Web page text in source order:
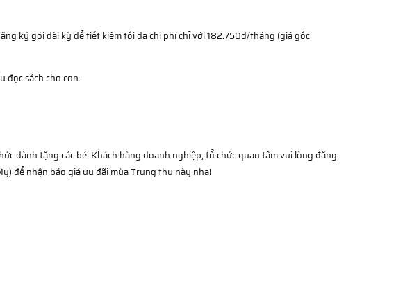
ký gói dài kỳ để tiết kiệm tối đa chi phí chỉ với 182.750đ/tháng (giá gốc
đọc sách cho con.
dành tặng các bé. Khách hàng doanh nghiệp, tổ chức quan tâm vui lòng đăng
để nhận báo giá ưu đãi mùa Trung thu này nha!